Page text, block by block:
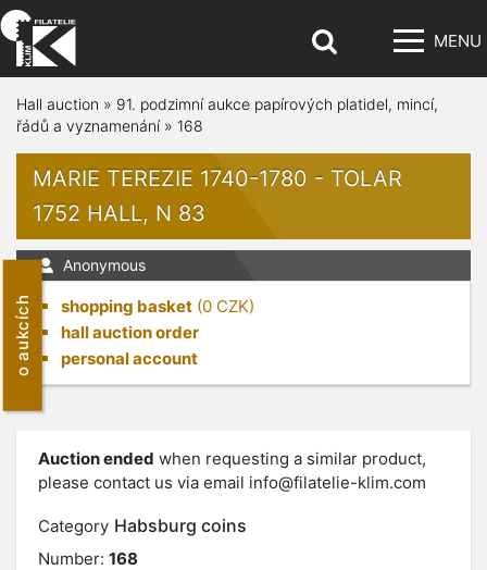
MENU
o aukcích
Hall auction » 91. podzimní aukce papírových platidel, mincí,
řádů a vyznamenání » 168
MARIE TEREZIE 1740-1780 - TOLAR
1752 HALL, N 83
Anonymous
shopping basket (0 CZK)
hall auction order
personal account
Auction ended when requesting a similar product,
please contact us via email info@filatelie-klim.com
Category Habsburg coins
Number: 168